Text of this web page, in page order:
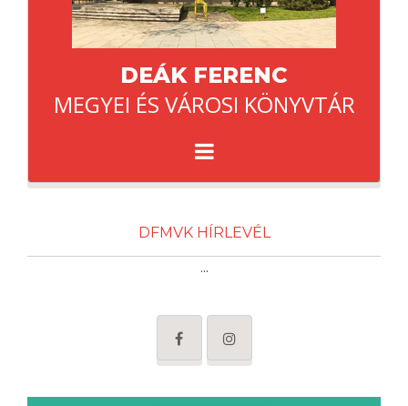
DEÁK FERENC
MEGYEI ÉS VÁROSI KÖNYVTÁR
DFMVK HÍRLEVÉL
...